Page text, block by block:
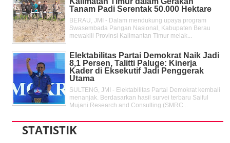
Tanam Padi Serentak 50.000 Hektare
BERAU, JMI - Dalam mendukung upaya program
Swasembada Pangan Nasional, Kabupaten Berau
mewakili Provinsi Kalimantan Timur melak...
Elektabilitas Partai Demokrat Naik Jadi
8,1 Persen, Talitti Paluge: Kinerja
Kader di Eksekutif Jadi Penggerak
Utama
SULTENG, JMI - Elektabilitas Partai Demokrat kembali
menanjak. Berdasarkan hasil survei terbaru Saiful
Mujani Research and Consulting (SMRC...
STATISTIK